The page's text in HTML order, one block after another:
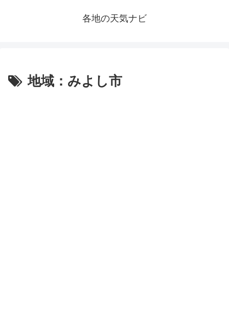
各地の天気ナビ
地域：みよし市